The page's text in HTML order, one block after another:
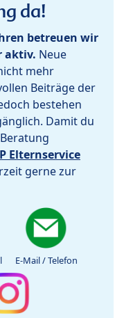
da!
betreuen wir
aktiv. Neue
mehr
Beiträge der
bestehen
Damit du
Elternservice
gerne zur
E-Mail / Telefon